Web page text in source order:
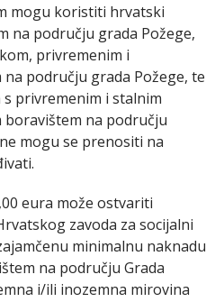
mogu koristiti hrvatski
na području grada Požege,
privremenim i
području grada Požege, te
privremenim i stalnim
na području
mogu se prenositi na
eura može ostvariti
zavoda za socijalni
minimalnu naknadu
na području Grada
i/ili inozemna mirovina